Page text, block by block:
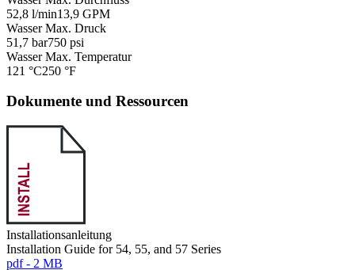
52,8 l/min13,9 GPM
Wasser Max. Druck
51,7 bar750 psi
Wasser Max. Temperatur
121 °C250 °F
Dokumente und Ressourcen
Installationsanleitung
Installation Guide for 54, 55, and 57 Series
pdf - 2 MB